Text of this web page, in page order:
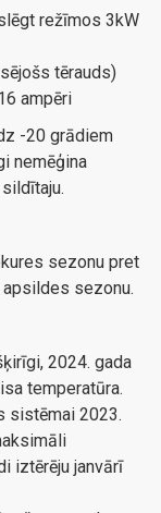
režīmos 3kW
tērauds)
ampēri
-20 grādiem
nemēģina
sezonu pret
sezonu.
2024. gada
temperatūra.
sistēmai 2023.
iztērēju janvārī